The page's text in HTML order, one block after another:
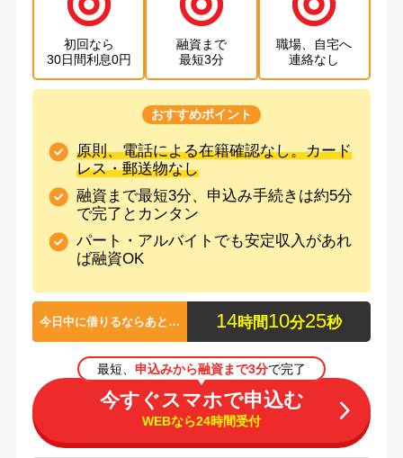
初回なら
30日間利息0円
融資まで
最短3分
職場、自宅へ
連絡なし
おすすめポイント
原則、電話による在籍確認なし。カード
レス・郵送物なし
融資まで最短3分、申込み手続きは約5分
で完了とカンタン
パート・アルバイトでも安定収入があれ
ば融資OK
今日中に借りるならあと… 14時間10分24秒
最短、 申込みから融資まで3分で完了
今すぐスマホで申込む
WEBなら24時間受付